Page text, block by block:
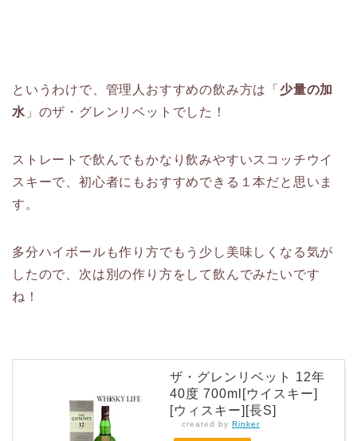
というわけで、管理人おすすめの飲み方は「 少量の加
水 」のザ・グレンリベットでした！
ストレートで飲んでもかなり飲みやすいスコッチウイ
スキーで、初心者にもおすすめできる１本だと思いま
す。
多分ハイボールも作り方でもう少し美味しくなる気が
したので、次は別の作り方をして飲んでみたいです
ね！
ザ・グレンリベット 12年
40度 700ml[ウイスキー]
[ウィスキー][長S]
created by Rinker